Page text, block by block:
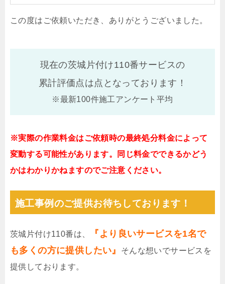
この度はご依頼いただき、ありがとうございました。
現在の茨城片付け110番サービスの
累計評価点は点となっております！
※最新100件施工アンケート平均
※実際の作業料金はご依頼時の最終処分料金によって
変動する可能性があります。同じ料金でできるかどう
かはわかりかねますのでご注意ください。
施工事例のご提供お待ちしております！
茨城片付け110番は、
『より良いサービスを1名で
も多くの方に提供したい』
そんな想いでサービスを
提供しております。